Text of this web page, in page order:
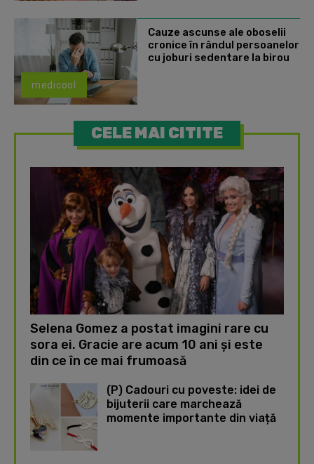
medicool
Cauze ascunse ale oboselii
cronice în rândul persoanelor
cu joburi sedentare la birou
CELE MAI CITITE
Selena Gomez a postat imagini rare cu
sora ei. Gracie are acum 10 ani și este
din ce în ce mai frumoasă
(P) Cadouri cu poveste: idei de
bijuterii care marchează
momente importante din viață